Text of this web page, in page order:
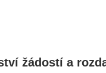
žádostí a